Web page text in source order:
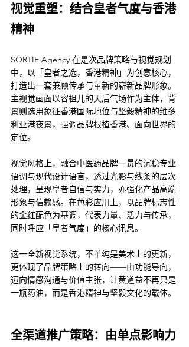
视觉重塑：结合皇者气度与香港
精神
SORTIE Agency 在是次品牌策略与视觉规划
中，以「皇者之选，香港精神」为创意核心，
打造出一套兼顾传承与革新的崭新品牌形象。
主视觉画面以容祖儿的天后气场作为主体，背
景则选用象征香港国际地位与坚毅精神的维多
利亚港夜景，强调品牌根植香港、面向世界的
定位。
视觉风格上，融合中医药品牌一贯的沉稳专业
语调与现代设计语言，透过光影与线条的层次
处理，呈现皇者自信与实力，亦强化产品高端
形象与信赖感。在色彩应用上，以品牌标志性
的金红配色为基调，代表力量、活力与传承，
同时呼应「皇者气度」的核心讯息。
这一全新视觉系统，不单纯是美术上的更新，
更体现了品牌策略上的转向——由功能导向，
迈向情感沟通与价值主张，让黄道益不再只是
一瓶药油，而是香港精神与坚毅文化的载体。
全渠道推广策略：由单点影响力